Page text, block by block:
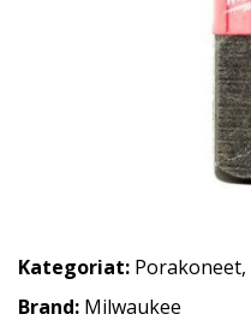
Kategoriat: Porakoneet,
Brand: Milwaukee